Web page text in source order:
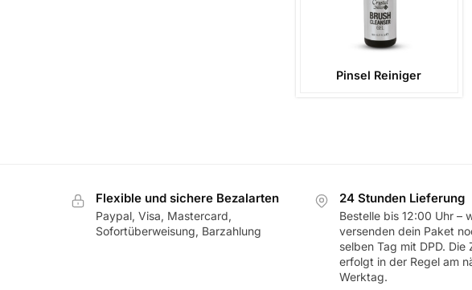
Pinsel Reiniger
Flexible und sichere Bezalarten
Paypal, Visa, Mastercard,
Sofortüberweisung, Barzahlung
24 Stunden Lieferung
Bestelle bis 12:00 Uhr –
versenden dein Paket
selben Tag mit DPD. Die
erfolgt in der Regel am
Werktag.